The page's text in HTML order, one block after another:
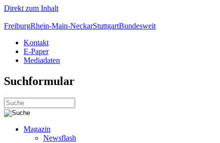
Direkt zum Inhalt
FreiburgRhein-Main-NeckarStuttgartBundesweit
Kontakt
E-Paper
Mediadaten
Suchformular
Magazin
Newsflash